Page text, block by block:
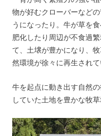
物が好むクローバーなど
うになったり。牛が草を
肥化したり周辺が不食過
て、土壌が豊かになり、
然環境が徐々に再生されて
牛を起点に動き出す自然
していた土地を豊かな牧草